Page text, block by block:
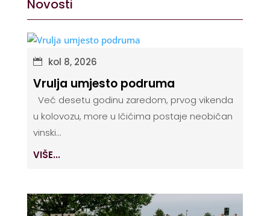
Novosti
kol 8, 2026
Vrulja umjesto podruma
Već desetu godinu zaredom, prvog vikenda
u kolovozu, more u Ičićima postaje neobičan
vinski...
VIŠE...